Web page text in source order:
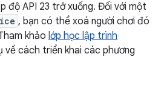
độ API 23 trở xuống. Đối với một
, bạn có thể xoá người chơi đó
khảo lớp học lập trình
về cách triển khai các phương